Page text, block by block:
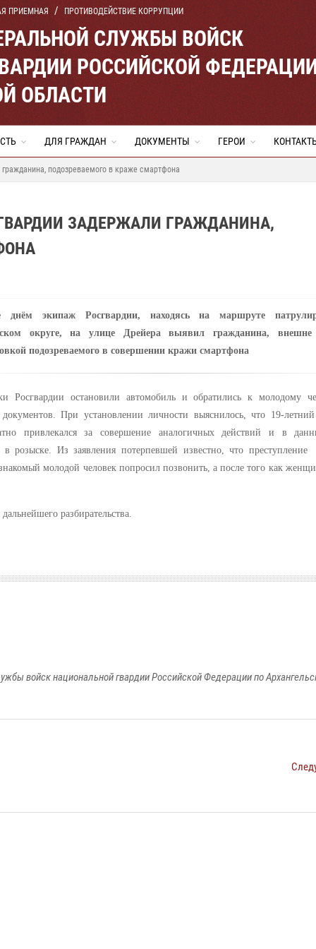
ПРИЕМНАЯ ПРОТИВОДЕЙСТВИЕ КОРРУПЦИИ
СЛУЖБЫ ВОЙСК
РОССИЙСКОЙ
ОБЛАСТИ
ДЛЯ ГРАЖДАН ДОКУМЕНТЫ ГЕРОИ
подозреваемого в краже смартфона
ЗАДЕРЖАЛИ ГРАЖДАНИНА,
днём экипаж Росгвардии, находясь на маршруте
округе, на улице Дрейера выявил гражданина, внешне
подозреваемого в совершении кражи смартфона
Росгвардии остановили автомобиль и обратились к молодому
При установлении личности выяснилось, что 19-
привлекался за совершение аналогичных действий и в
в розыске. Из заявления потерпевшей известно, что
молодой человек попросил позвонить, а после того как
разбирательства.
войск национальной гвардии Российской Федерации по